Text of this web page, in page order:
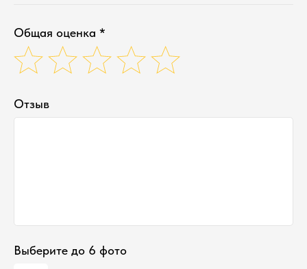
Общая оценка *
Отзыв
Выберите до 6 фото